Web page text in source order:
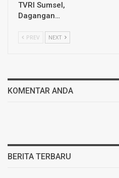
TVRI Sumsel,
Dagangan…
PREV NEXT
KOMENTAR ANDA
BERITA TERBARU